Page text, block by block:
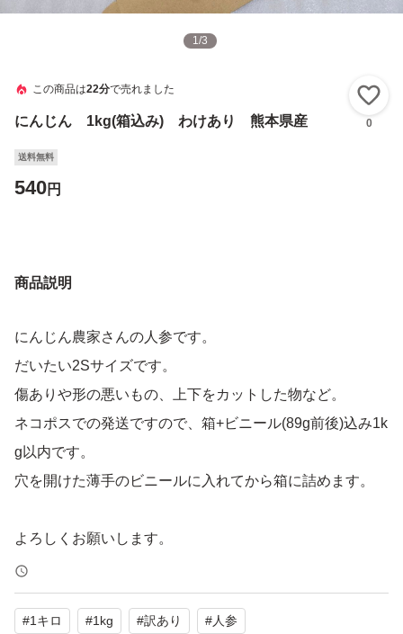
1/3
この商品は22分で売れました
にんじん 1kg(箱込み) わけあり 熊本県産 0
送料無料
540円
商品説明
にんじん農家さんの人参です。
だいたい2Sサイズです。
傷ありや形の悪いもの、上下をカットした物など。
ネコポスでの発送ですので、箱+ビニール(89g前後)込み1k
g以内です。
穴を開けた薄手のビニールに入れてから箱に詰めます。
よろしくお願いします。
※全商品単品でのお値引きは不可となります。複数商品ご
購入の場合はそれぞれ5%お値引きできます。同梱可能商
#1キロ #1kg #訳あり #人参